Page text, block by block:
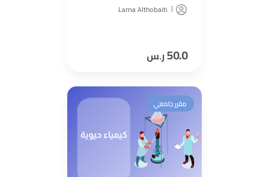
أ. Lama Althobaiti
50.0ر.س
مقرر جامعي